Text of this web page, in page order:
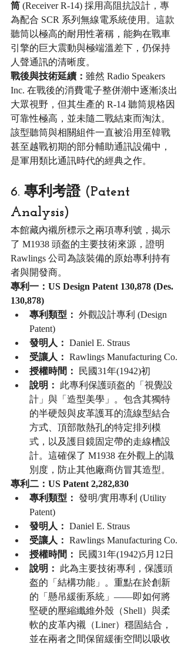
筒 (Receiver R-14) 採用高阻抗設計，專
為配合 SCR 系列無線電系統使用。這款
聽筒以極高的耐用性著稱，能夠在戰車
引擎的巨大震動與極端溫差下，仍保持
人聲通訊的清晰度。
戰後與技術延續： 雖然 Radio Speakers
Inc. 在戰後的消費電子整併潮中逐漸淡出
大眾視野，但其生產的 R-14 聽筒規格因
可靠性極高，並未隨二戰結束而淘汰。
該型聽筒與相關組件一直被沿用至韓戰
甚至越戰初期的部分輔助通訊設備中，
是軍用類比通訊時代的經典之作。
6. 專利考證 (Patent
Analysis)
本館藏內襯所標示之兩項專利號，揭示
了 M1938 頭盔的主要技術來源，證明
Rawlings 公司為該裝備的原始專利持有
者與開發商。
專利一：US Design Patent 130,878 (Des.
130,878)
專利類型： 外觀設計專利 (Design
Patent)
發明人： Daniel E. Straus
受讓人： Rawlings Manufacturing Co.
授權時間：
民國31年(1942)初
說明：
此專利保護頭盔的「視覺設
計」與「造型美學」。包含其獨特
的半硬殼與皮革護耳的流線型結合
方式、頂部散熱孔的特定排列模
式，以及護目鏡固定帶的走線槽設
計。這確保了 M1938 在外觀上的識
別度，防止其他廠商仿冒其造型。
專利二：US Patent 2,282,830
專利類型： 發明/實用專利 (Utility
Patent)
發明人： Daniel E. Straus
受讓人： Rawlings Manufacturing Co.
授權時間：
民國31年(1942)5月12日
說明：
此為主要技術專利，保護頭
盔的「結構功能」。重點在於創新
的「懸吊緩衝系統」——即如何將
堅硬的壓縮纖維外殼（Shell）與柔
軟的皮革內襯（Liner）穩固結合，
並在兩者之間保留緩衝空間以吸收